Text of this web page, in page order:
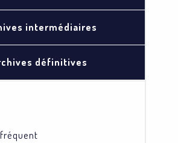
intermédiaires
définitives